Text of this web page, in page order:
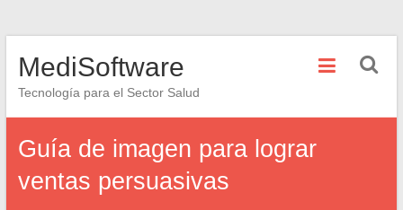
MediSoftware
Tecnología para el Sector Salud
Guía de imagen para lograr
ventas persuasivas